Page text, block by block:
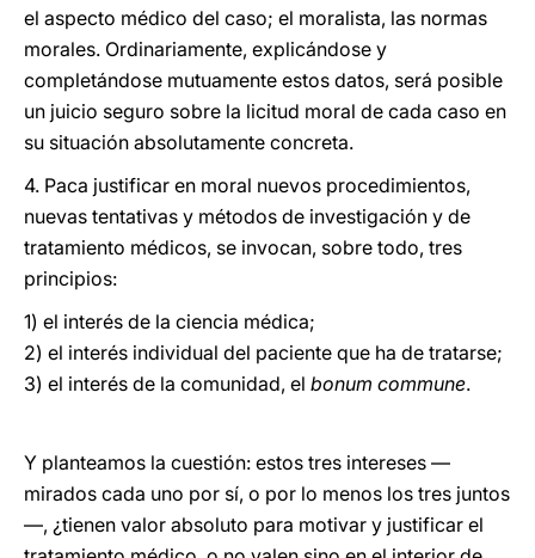
el aspecto médico del caso; el moralista, las normas
morales. Ordinariamente, explicándose y
completándose mutuamente estos datos, será posible
un juicio seguro sobre la licitud moral de cada caso en
su situación absolutamente concreta.
4. Paca justificar en moral nuevos procedimientos,
nuevas tentativas y métodos de investigación y de
tratamiento médicos, se invocan, sobre todo, tres
principios:
1) el interés de la ciencia médica;
2) el interés individual del paciente que ha de tratarse;
3) el interés de la comunidad, el bonum commune.
Y planteamos la cuestión: estos tres intereses —
mirados cada uno por sí, o por lo menos los tres juntos
—, ¿tienen valor absoluto para motivar y justificar el